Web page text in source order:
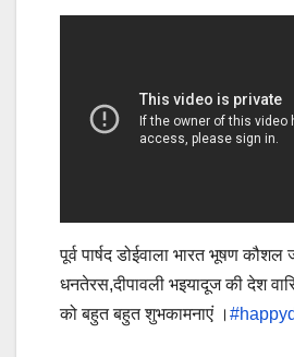
पूर्व पार्षद डोईवाला भारत भूषण
धनतेरस,दीपावली भइयादूज की देश
को बहुत बहुत शुभकामनाएं ।